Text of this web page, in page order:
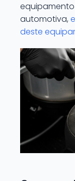
automotiva,
deste